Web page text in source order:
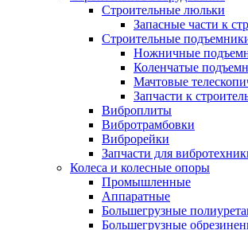
Строительные люльки
Запасные части к
Строительные
Ножничные
Коленчатые
Мачтовые
Запчасти к
Виброплиты
Вибротрамбовки
Виброрейки
Запчасти для
Колеса и колесные опоры
Промышленные
Аппаратные
Большегрузные
Большегрузные